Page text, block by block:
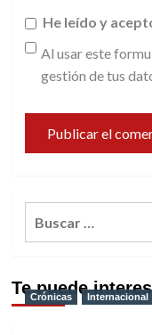
He leído y
Al usar este
gestión de tus
Te puede
Crónicas Internacional